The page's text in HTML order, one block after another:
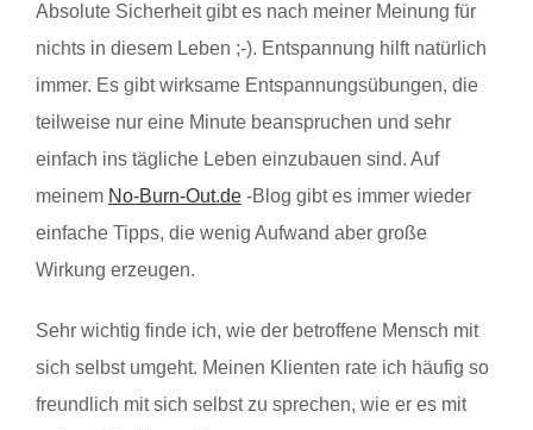
Absolute Sicherheit gibt es nach meiner Meinung für
nichts in diesem Leben ;-). Entspannung hilft natürlich
immer. Es gibt wirksame Entspannungsübungen, die
teilweise nur eine Minute beanspruchen und sehr
einfach ins tägliche Leben einzubauen sind. Auf
meinem No-Burn-Out.de -Blog gibt es immer wieder
einfache Tipps, die wenig Aufwand aber große
Wirkung erzeugen.
Sehr wichtig finde ich, wie der betroffene Mensch mit
sich selbst umgeht. Meinen Klienten rate ich häufig so
freundlich mit sich selbst zu sprechen, wie er es mit